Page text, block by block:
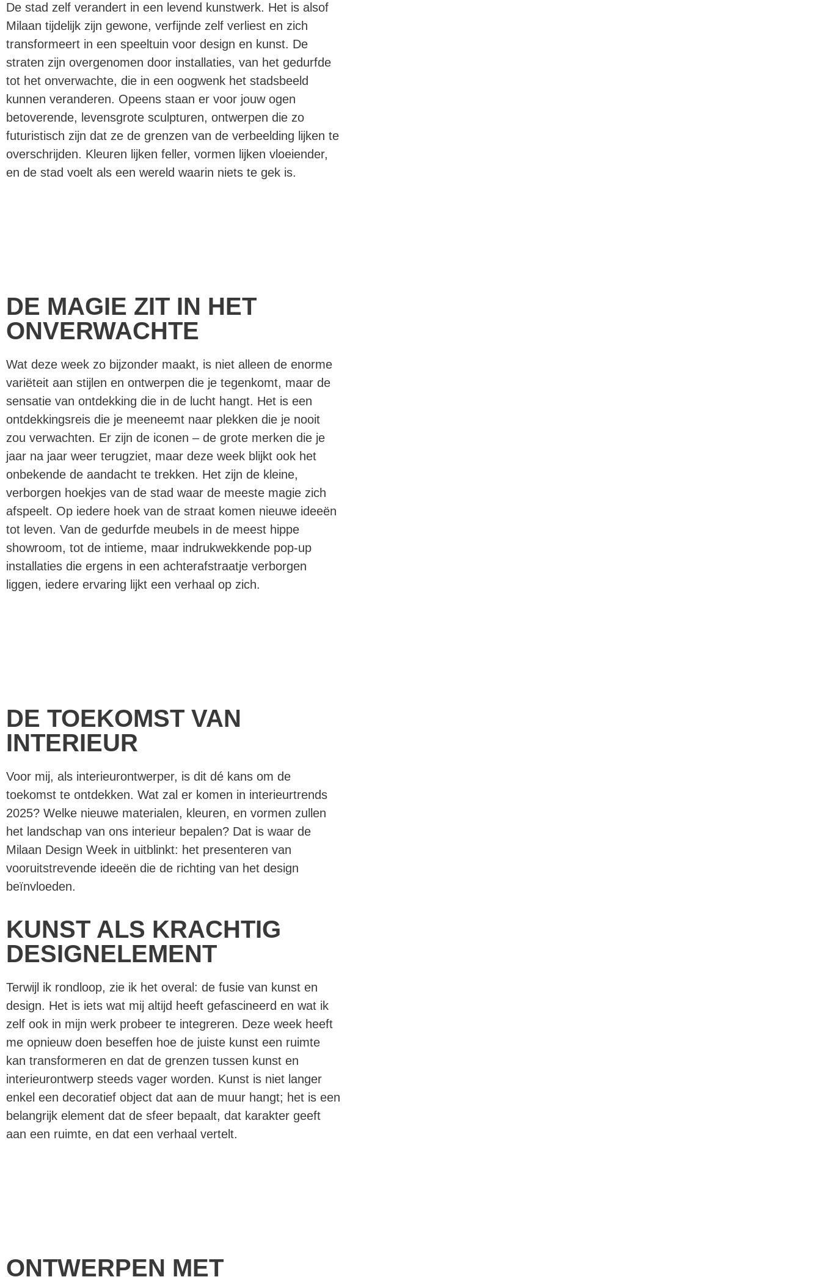
De stad zelf verandert in een levend kunstwerk. Het is alsof
Milaan tijdelijk zijn gewone, verfijnde zelf verliest en zich
transformeert in een speeltuin voor design en kunst. De
straten zijn overgenomen door installaties, van het gedurfde
tot het onverwachte, die in een oogwenk het stadsbeeld
kunnen veranderen. Opeens staan er voor jouw ogen
betoverende, levensgrote sculpturen, ontwerpen die zo
futuristisch zijn dat ze de grenzen van de verbeelding lijken te
overschrijden. Kleuren lijken feller, vormen lijken vloeiender,
en de stad voelt als een wereld waarin niets te gek is.
DE MAGIE ZIT IN HET
ONVERWACHTE
Wat deze week zo bijzonder maakt, is niet alleen de enorme
variëteit aan stijlen en ontwerpen die je tegenkomt, maar de
sensatie van ontdekking die in de lucht hangt. Het is een
ontdekkingsreis die je meeneemt naar plekken die je nooit
zou verwachten. Er zijn de iconen – de grote merken die je
jaar na jaar weer terugziet, maar deze week blijkt ook het
onbekende de aandacht te trekken. Het zijn de kleine,
verborgen hoekjes van de stad waar de meeste magie zich
afspeelt. Op iedere hoek van de straat komen nieuwe ideeën
tot leven. Van de gedurfde meubels in de meest hippe
showroom, tot de intieme, maar indrukwekkende pop-up
installaties die ergens in een achterafstraatje verborgen
liggen, iedere ervaring lijkt een verhaal op zich.
DE TOEKOMST VAN
INTERIEUR
Voor mij, als interieurontwerper, is dit dé kans om de
toekomst te ontdekken. Wat zal er komen in interieurtrends
2025? Welke nieuwe materialen, kleuren, en vormen zullen
het landschap van ons interieur bepalen? Dat is waar de
Milaan Design Week in uitblinkt: het presenteren van
vooruitstrevende ideeën die de richting van het design
beïnvloeden.
KUNST ALS KRACHTIG
DESIGNELEMENT
Terwijl ik rondloop, zie ik het overal: de fusie van kunst en
design. Het is iets wat mij altijd heeft gefascineerd en wat ik
zelf ook in mijn werk probeer te integreren. Deze week heeft
me opnieuw doen beseffen hoe de juiste kunst een ruimte
kan transformeren en dat de grenzen tussen kunst en
interieurontwerp steeds vager worden. Kunst is niet langer
enkel een decoratief object dat aan de muur hangt; het is een
belangrijk element dat de sfeer bepaalt, dat karakter geeft
aan een ruimte, en dat een verhaal vertelt.
ONTWERPEN MET